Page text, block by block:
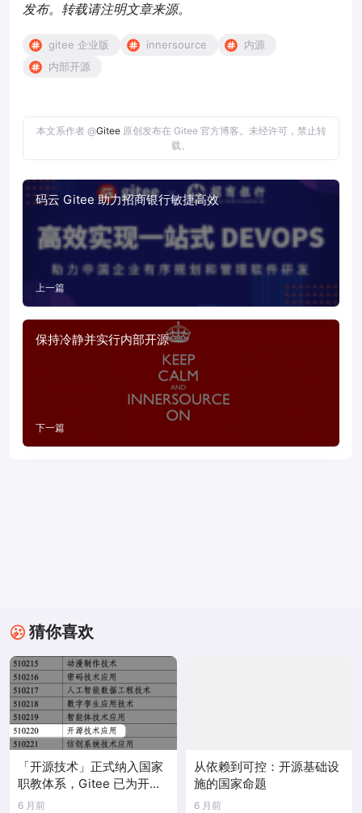
发布。转载请注明文章来源。
gitee 企业版 innersource
内源
内部开源
本文系作者 @Gitee原创发布在 Gitee 官方博客。未经许可，禁止转
载。
码云 Gitee 助力招商银行敏捷高效
上一篇
保持冷静并实行内部开源
下一篇
猜你喜欢
「开源技术」正式纳入国家
职教体系，Gitee 已为开源
教育落地做好准备
6 月前
从依赖到可控：开源基础设
施的国家命题
6 月前